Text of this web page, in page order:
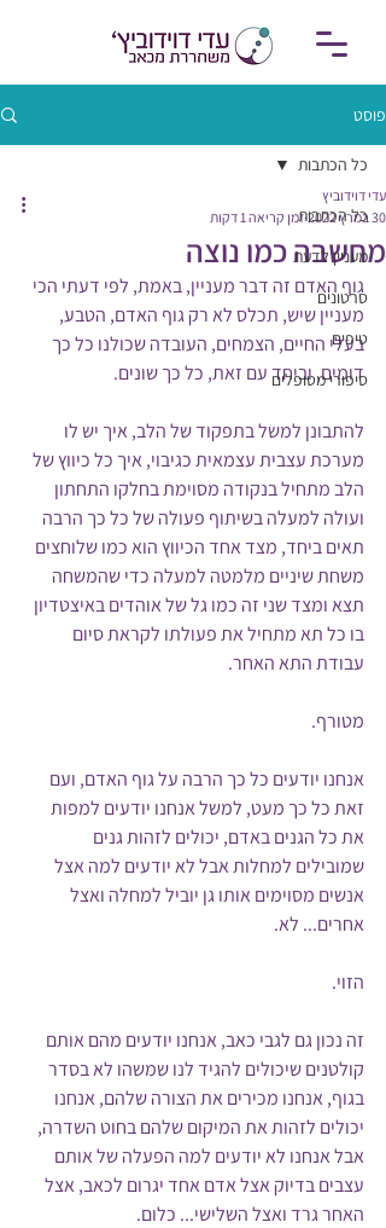
פוסט
כל הכתבות
מעניין לדעת
סרטונים
טיפים
סיפורי מטופלים
כל הכתבות
מחשבה כמו נוצה
עדי דוידוביץ
30 במרץ 2022
זמן קריאה 1 דקות
גוף האדם זה דבר מעניין, באמת, לפי דעתי הכי
מעניין שיש, תכלס לא רק גוף האדם, הטבע,
בעלי החיים, הצמחים, העובדה שכולנו כל כך
דומים, וביחד עם זאת, כל כך שונים.
להתבונן למשל בתפקוד של הלב, איך יש לו
מערכת עצבית עצמאית כגיבוי, איך כל כיווץ של
הלב מתחיל בנקודה מסוימת בחלקו התחתון
ועולה למעלה בשיתוף פעולה של כל כך הרבה
תאים ביחד, מצד אחד הכיווץ הוא כמו שלוחצים
משחת שיניים מלמטה למעלה כדי שהמשחה
תצא ומצד שני זה כמו גל של אוהדים באיצטדיון
בו כל תא מתחיל את פעולתו לקראת סיום
עבודת התא האחר.
מטורף.
אנחנו יודעים כל כך הרבה על גוף האדם, ועם
זאת כל כך מעט, למשל אנחנו יודעים למפות
את כל הגנים באדם, יכולים לזהות גנים
שמובילים למחלות אבל לא יודעים למה אצל
אנשים מסוימים אותו גן יוביל למחלה ואצל
אחרים... לא.
הזוי.
זה נכון גם לגבי כאב, אנחנו יודעים מהם אותם
קולטנים שיכולים להגיד לנו שמשהו לא בסדר
בגוף, אנחנו מכירים את הצורה שלהם, אנחנו
יכולים לזהות את המיקום שלהם בחוט השדרה,
אבל אנחנו לא יודעים למה הפעלה של אותם
עצבים בדיוק אצל אדם אחד יגרום לכאב, אצל
האחר גרד ואצל השלישי... כלום.